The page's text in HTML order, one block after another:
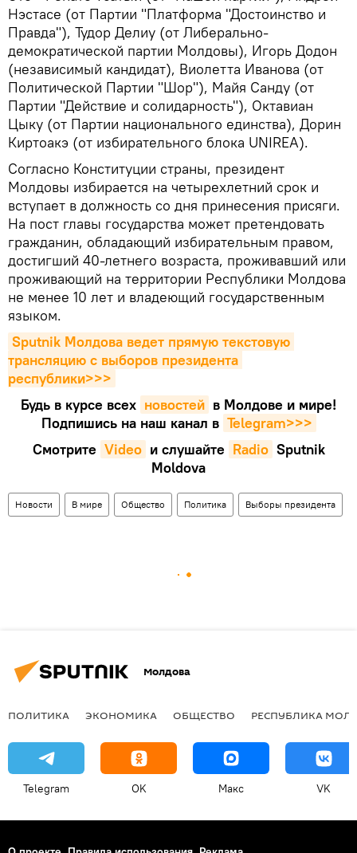
Нэстасе (от Партии "Платформа "Достоинство и
Правда"), Тудор Делиу (от Либерально-
демократической партии Молдовы), Игорь Додон
(независимый кандидат), Виолетта Иванова (от
Политической Партии "Шор"), Майя Санду (от
Партии "Действие и солидарность"), Октавиан
Цыку (от Партии национального единства), Дорин
Киртоакэ (от избирательного блока UNIREA).
Согласно Конституции страны, президент
Молдовы избирается на четырехлетний срок и
вступает в должность со дня принесения присяги.
На пост главы государства может претендовать
гражданин, обладающий избирательным правом,
достигший 40-летнего возраста, проживавший или
проживающий на территории Республики Молдова
не менее 10 лет и владеющий государственным
языком.
Sputnik Молдова ведет прямую текстовую
трансляцию с выборов президента
республики>>>
Будь в курсе всех новостей в Молдове и мире!
Подпишись на наш канал в Telegram>>>
Смотрите Video и слушайте Radio Sputnik
Moldova
Новости В мире Общество Политика Выборы президента
Молдова
ПОЛИТИКА ЭКОНОМИКА ОБЩЕСТВО РЕСПУБЛИКА
Telegram OK Макс VK